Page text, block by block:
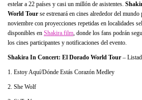
estelar a 22 países y casi un millón de asistentes.
World Tour se estrenará en cines alrededor del
noviembre con proyecciones repetidas en localidades
disponibles en Shakira.film , donde los fans podrán
los cines participantes y notificaciones del evento.
Shakira In Concert: El Dorado World Tour –
1. Estoy Aquí/Dónde Estás Corazón Medley
2. She Wolf